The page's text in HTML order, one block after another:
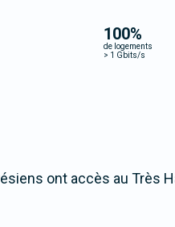
100%
de logements
> 1 Gbits/s
ont accès au Très